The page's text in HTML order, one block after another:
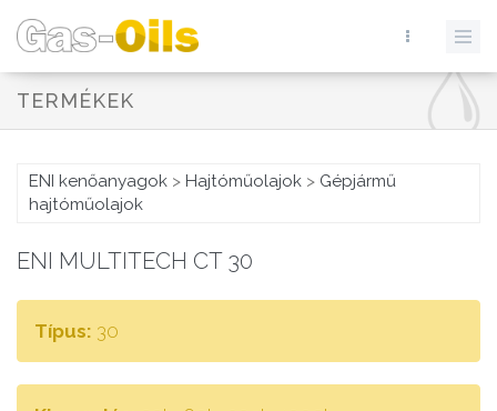
TERMÉKEK
ENI kenőanyagok > Hajtóműolajok > Gépjármű
hajtóműolajok
ENI MULTITECH CT 30
Típus: 30